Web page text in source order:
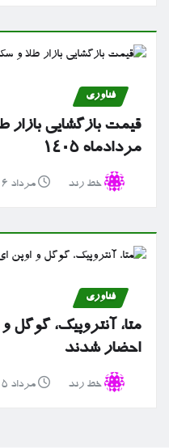
فناوری
مردادماه ۱۴۰۵
خط رند مرداد ۱۶, ۱۴۰۵
فناوری
متا، آنتروپیک، گوگل
احضار شدند
خط رند مرداد ۱۵, ۱۴۰۵